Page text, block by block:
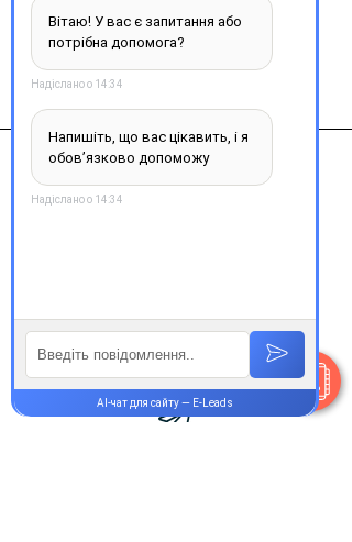
Виробник
Нижфарм,г. Нижний Новгород,
Российская Федерация
Контакти
Пн-Пт:9.00-19.00
Сб-Нд:9.00-16.00